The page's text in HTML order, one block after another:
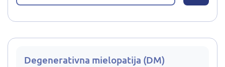
Degenerativna mielopatija (DM)